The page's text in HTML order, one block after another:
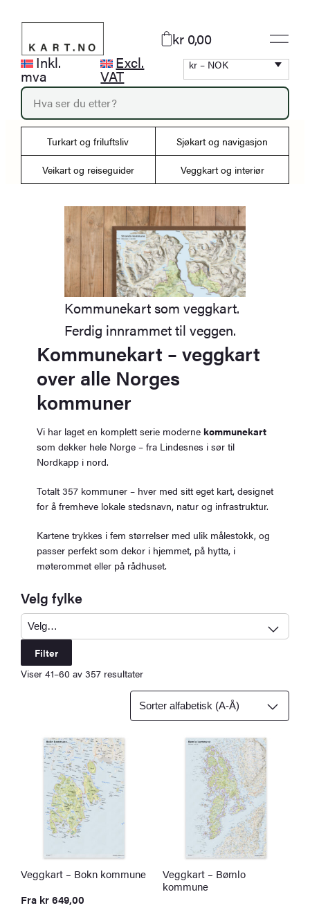
innhold
kr 0,00
Inkl.
mva
Excl.
VAT
kr – NOK
P
o
d
c
s
Turkart og friluftsliv Sjøkart og navigasjon
Veikart og reiseguider Veggkart og interiør
Kommunekart som veggkart.
Ferdig innrammet til veggen.
Kommunekart – veggkart
over alle Norges
kommuner
Vi har laget en komplett serie moderne kommunekart
som dekker hele Norge – fra Lindesnes i sør til
Nordkapp i nord.
Totalt 357 kommuner – hver med sitt eget kart, designet
for å fremheve lokale stedsnavn, natur og infrastruktur.
Kartene trykkes i fem størrelser med ulik målestokk, og
passer perfekt som dekor i hjemmet, på hytta, i
møterommet eller på rådhuset.
Velg fylke
Filter
Viser 41–60 av 357 resultater
Veggkart – Bokn kommune
Fra kr649,00
Veggkart – Bømlo
kommune